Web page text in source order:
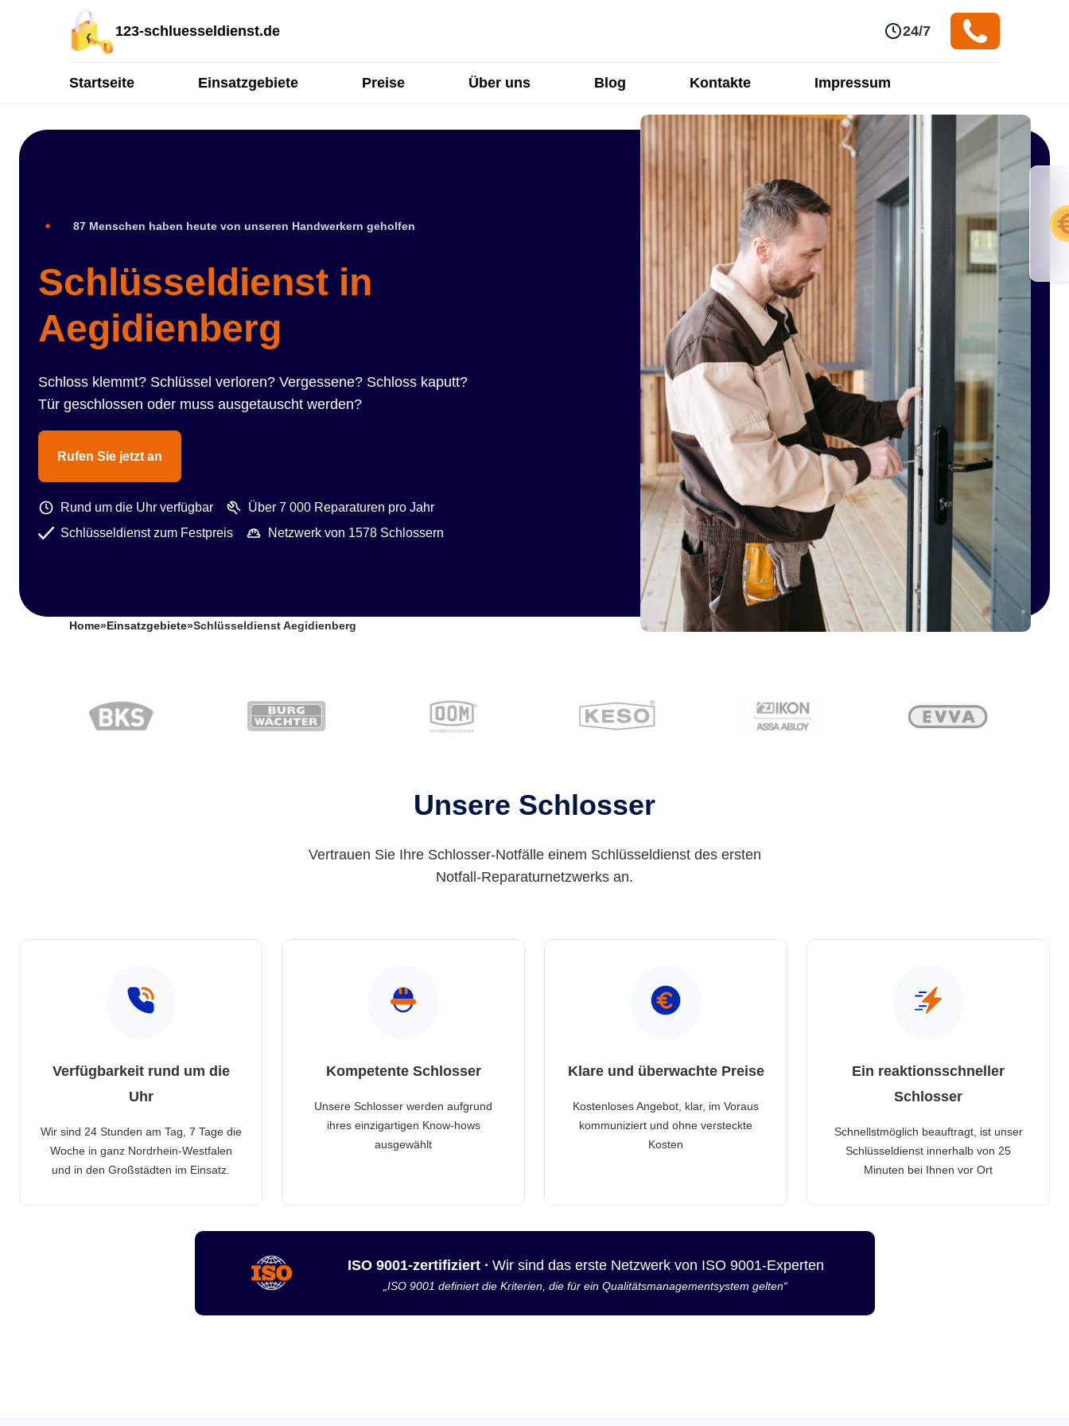
123-schluesseldienst.de 24/7
Startseite Einsatzgebiete Preise Über uns Blog Kontakte Impressum
87 Menschen haben heute von unseren Handwerkern geholfen
Schlüsseldienst in
Aegidienberg
Schloss klemmt? Schlüssel verloren? Vergessene? Schloss kaputt?
Tür geschlossen oder muss ausgetauscht werden?
Rufen Sie jetzt an
Rund um die Uhr verfügbar
Über 7 000 Reparaturen pro Jahr
Schlüsseldienst zum Festpreis
Netzwerk von 1578 Schlossern
Home» Einsatzgebiete»Schlüsseldienst Aegidienberg
Unsere Schlosser
Vertrauen Sie Ihre Schlosser-Notfälle einem Schlüsseldienst des ersten
Notfall-Reparaturnetzwerks an.
Verfügbarkeit rund um die
Uhr
Wir sind 24 Stunden am Tag, 7 Tage die
Woche in ganz Nordrhein-Westfalen
und in den Großstädten im Einsatz.
Kompetente Schlosser
Unsere Schlosser werden aufgrund
ihres einzigartigen Know-hows
ausgewählt
Klare und überwachte Preise
Kostenloses Angebot, klar, im Voraus
kommuniziert und ohne versteckte
Kosten
Ein reaktionsschneller
Schlosser
Schnellstmöglich beauftragt, ist unser
Schlüsseldienst innerhalb von 25
Minuten bei Ihnen vor Ort
ISO 9001-zertifiziert · Wir sind das erste Netzwerk von ISO 9001-Experten
„ISO 9001 definiert die Kriterien, die für ein Qualitätsmanagementsystem gelten“